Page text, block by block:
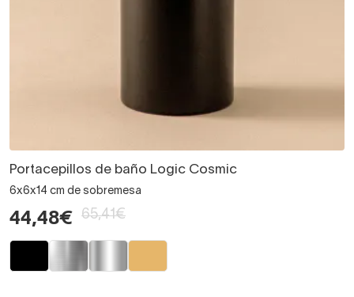
Portacepillos de baño Logic Cosmic
6x6x14 cm de sobremesa
44,48€ 65,41€